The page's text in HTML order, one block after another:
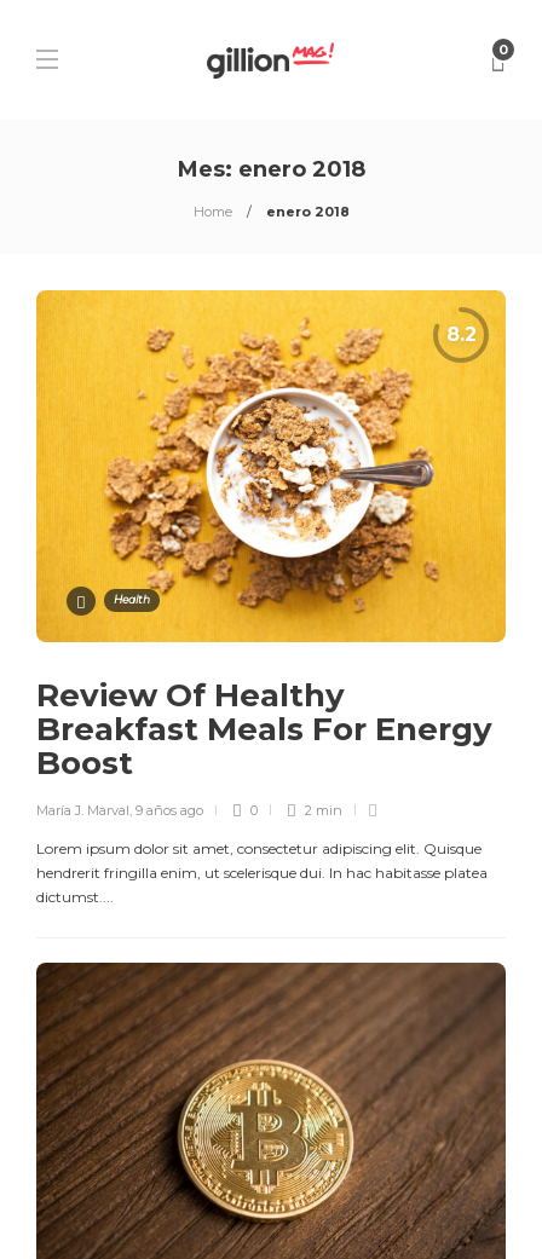
0
Mes: enero 2018
Home enero 2018
Health
Review Of Healthy
Breakfast Meals For Energy
Boost
María J. Marval, 9 años ago 0 2 min
Lorem ipsum dolor sit amet, consectetur adipiscing elit. Quisque
hendrerit fringilla enim, ut scelerisque dui. In hac habitasse platea
dictumst....